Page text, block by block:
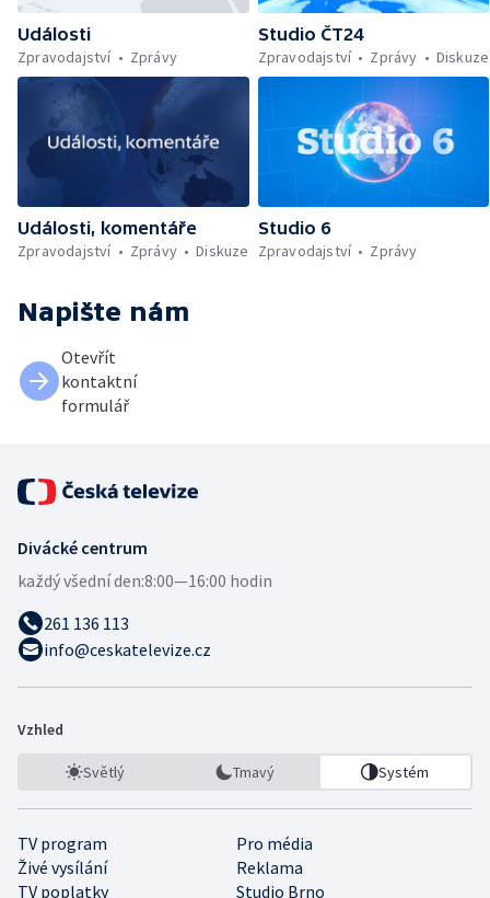
Události
Zpravodajství
Zprávy
Studio ČT24
Zpravodajství
Zprávy Diskuze
Události, komentáře
Zpravodajství
Zprávy Diskuze
Studio 6
Zpravodajství
Zprávy
Napište nám
Otevřít
kontaktní
formulář
Divácké centrum
každý všední den:8:00—16:00 hodin
261 136 113
info@ceskatelevize.cz
Vzhled
Světlý Tmavý Systém
TV program
Pro média
Živé vysílání
Reklama
TV poplatky
Studio Brno